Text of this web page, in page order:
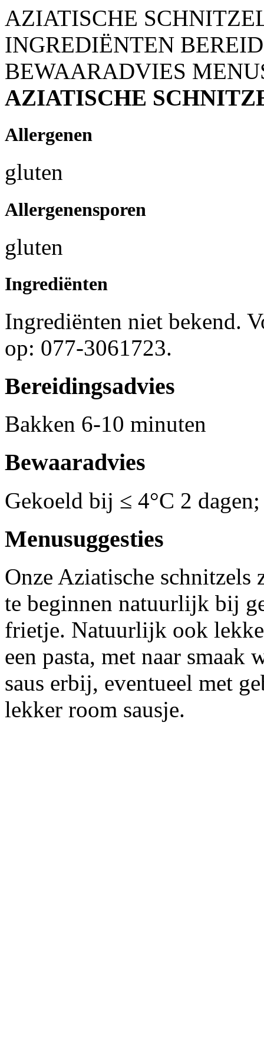
AZIATISCHE
INGREDIËNTEN
BEWAARADVIES
AZIATISCHE
Allergenen
gluten
Allergenensporen
gluten
Ingrediënten
Ingrediënten niet bekend.
op: 077-3061723.
Bereidingsadvies
Bakken 6-10 minuten
Bewaaradvies
Gekoeld bij ≤ 4°C 2
Menusuggesties
Onze Aziatische
te beginnen natuurlijk bij
frietje. Natuurlijk ook
een pasta, met naar
saus erbij, eventueel met
lekker room sausje.